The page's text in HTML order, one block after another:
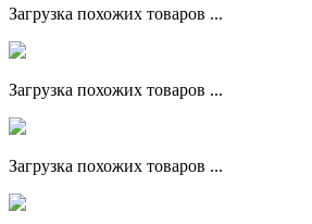
Загрузка похожих товаров ...
Загрузка похожих товаров ...
Загрузка похожих товаров ...